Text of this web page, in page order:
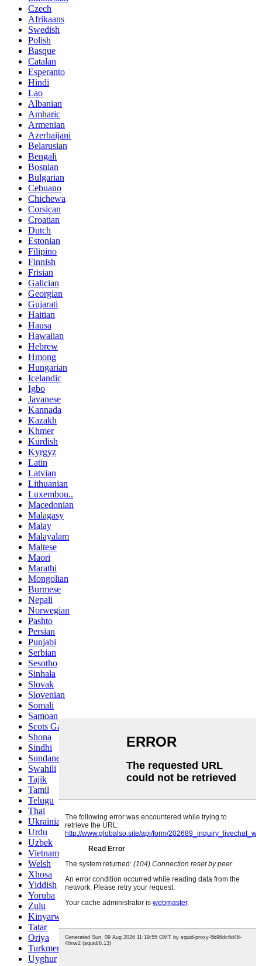
Czech
Afrikaans
Swedish
Polish
Basque
Catalan
Esperanto
Hindi
Lao
Albanian
Amharic
Armenian
Azerbaijani
Belarusian
Bengali
Bosnian
Bulgarian
Cebuano
Chichewa
Corsican
Croatian
Dutch
Estonian
Filipino
Finnish
Frisian
Galician
Georgian
Gujarati
Haitian
Hausa
Hawaiian
Hebrew
Hmong
Hungarian
Icelandic
Igbo
Javanese
Kannada
Kazakh
Khmer
Kurdish
Kyrgyz
Latin
Latvian
Lithuanian
Luxembou..
Macedonian
Malagasy
Malay
Malayalam
Maltese
Maori
Marathi
Mongolian
Burmese
Nepali
Norwegian
Pashto
Persian
Punjabi
Serbian
Sesotho
Sinhala
Slovak
Slovenian
Somali
Samoan
Scots Gaelic
Shona
Sindhi
Sundanese
Swahili
Tajik
Tamil
Telugu
Thai
Ukrainian
Urdu
Uzbek
Vietnamese
Welsh
Xhosa
Yiddish
Yoruba
Zulu
Kinyarwanda
Tatar
Oriya
Turkmen
Uyghur